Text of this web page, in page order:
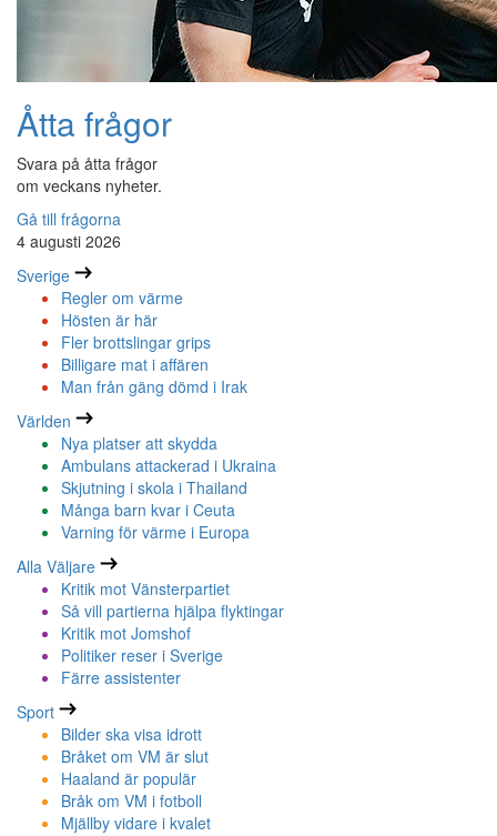
Åtta frågor
Svara på åtta frågor
om veckans nyheter.
Gå till frågorna
4 augusti 2026
Sverige
Regler om värme
Hösten är här
Fler brottslingar grips
Billigare mat i affären
Man från gäng dömd i Irak
Världen
Nya platser att skydda
Ambulans attackerad i Ukraina
Skjutning i skola i Thailand
Många barn kvar i Ceuta
Varning för värme i Europa
Alla Väljare
Kritik mot Vänsterpartiet
Så vill partierna hjälpa flyktingar
Kritik mot Jomshof
Politiker reser i Sverige
Färre assistenter
Sport
Bilder ska visa idrott
Bråket om VM är slut
Haaland är populär
Bråk om VM i fotboll
Mjällby vidare i kvalet